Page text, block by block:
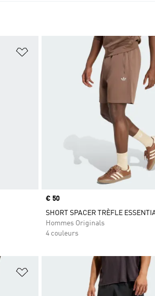
Ajouter à la Liste de produits
Prix
€ 50
SHORT SPACER TRÈFLE
Hommes Originals
4 couleurs
Ajouter à la Liste de produits